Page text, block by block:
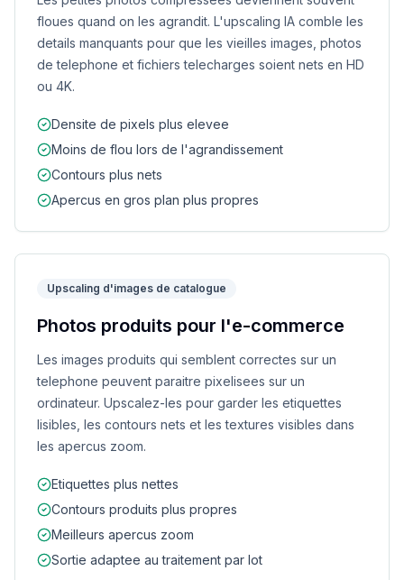
floues quand on les agrandit. L'upscaling IA comble les
details manquants pour que les vieilles images, photos
de telephone et fichiers telecharges soient nets en HD
ou 4K.
Densite de pixels plus elevee
Moins de flou lors de l'agrandissement
Contours plus nets
Apercus en gros plan plus propres
Upscaling d'images de catalogue
Photos produits pour l'e-commerce
Les images produits qui semblent correctes sur un
telephone peuvent paraitre pixelisees sur un
ordinateur. Upscalez-les pour garder les etiquettes
lisibles, les contours nets et les textures visibles dans
les apercus zoom.
Etiquettes plus nettes
Contours produits plus propres
Meilleurs apercus zoom
Sortie adaptee au traitement par lot